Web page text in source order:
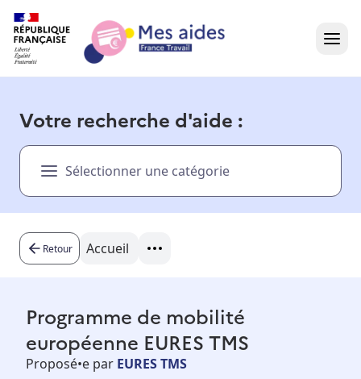
Présentation vidéo
Besoin d'aide ?
Votre recherche d'aide :
Sélectionner une catégorie
Retour Accueil
Programme de mobilité
européenne EURES TMS
Proposé•e par EURES TMS